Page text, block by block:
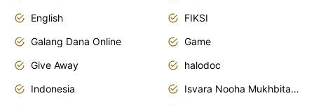
English
FIKSI
Galang Dana Online
Game
Give Away
halodoc
Indonesia
Isvara Nooha Mukhbita Zain